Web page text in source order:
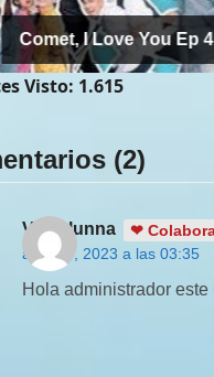
I Love You Ep 4
Visto: 1.615
(2)
Vikitalunna
❤
abril 24, 2023 a las 03:35
Hola administrador